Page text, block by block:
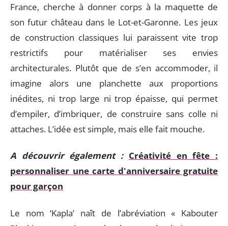
France, cherche à donner corps à la maquette de
son futur château dans le Lot-et-Garonne. Les jeux
de construction classiques lui paraissent vite trop
restrictifs pour matérialiser ses envies
architecturales. Plutôt que de s’en accommoder, il
imagine alors une planchette aux proportions
inédites, ni trop large ni trop épaisse, qui permet
d’empiler, d’imbriquer, de construire sans colle ni
attaches. L’idée est simple, mais elle fait mouche.
A découvrir également : Créativité en fête :
personnaliser une carte d'anniversaire gratuite
pour garçon
Le nom ‘Kapla’ naît de l’abréviation « Kabouter